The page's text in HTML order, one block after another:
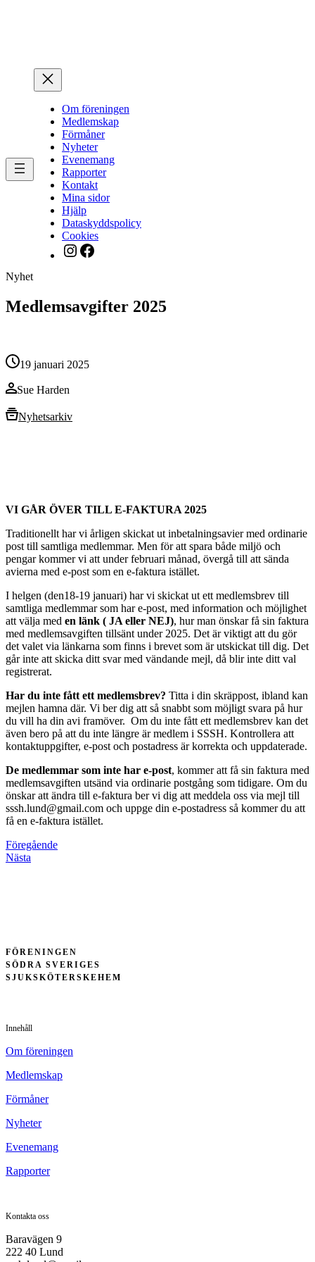
Om föreningen
Medlemskap
Förmåner
Nyheter
Evenemang
Rapporter
Kontakt
Mina sidor
Hjälp
Dataskyddspolicy
Cookies
Instagram
Facebook
Nyhet
Medlemsavgifter 2025
19 januari 2025
Sue Harden
Nyhetsarkiv
VI GÅR ÖVER TILL E-FAKTURA 2025
Traditionellt har vi årligen skickat ut inbetalningsavier med ordinarie
post till samtliga medlemmar. Men för att spara både miljö och
pengar kommer vi att under februari månad, övergå till att sända
avierna med e-post som en e-faktura istället.
I helgen (den18-19 januari) har vi skickat ut ett medlemsbrev till
samtliga medlemmar som har e-post, med information och möjlighet
att välja med en länk ( JA eller NEJ), hur man önskar få sin faktura
med medlemsavgiften tillsänt under 2025. Det är viktigt att du gör
det valet via länkarna som finns i brevet som är utskickat till dig. Det
går inte att skicka ditt svar med vändande mejl, då blir inte ditt val
registrerat.
Har du inte fått ett medlemsbrev? Titta i din skräppost, ibland kan
mejlen hamna där. Vi ber dig att så snabbt som möjligt svara på hur
du vill ha din avi framöver. Om du inte fått ett medlemsbrev kan det
även bero på att du inte längre är medlem i SSSH. Kontrollera att
kontaktuppgifter, e-post och postadress är korrekta och uppdaterade.
De medlemmar som inte har e-post, kommer att få sin faktura med
medlemsavgiften utsänd via ordinarie postgång som tidigare. Om du
önskar att ändra till e-faktura ber vi dig att meddela oss via mejl till
sssh.lund@gmail.com och uppge din e-postadress så kommer du att
få en e-faktura istället.
Föregående
Nästa
FÖRENINGEN
SÖDRA SVERIGES
SJUKSKÖTERSKEHEM
Innehåll
Om föreningen
Medlemskap
Förmåner
Nyheter
Evenemang
Rapporter
Kontakta oss
Baravägen 9
222 40 Lund